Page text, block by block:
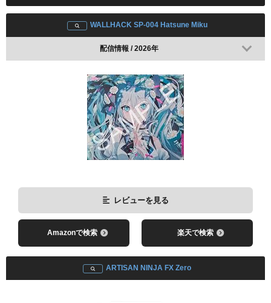
WALLHACK SP-004 Hatsune Miku
配信情報 / 2026年
レビューを見る
Amazonで検索 楽天で検索
ARTISAN NINJA FX Zero